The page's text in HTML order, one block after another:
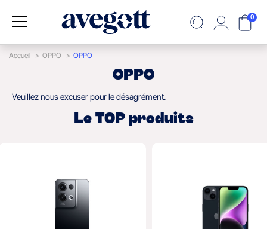
Accueil OPPO OPPO
OPPO
Veuillez nous excuser pour le désagrément.
Le TOP produits
0